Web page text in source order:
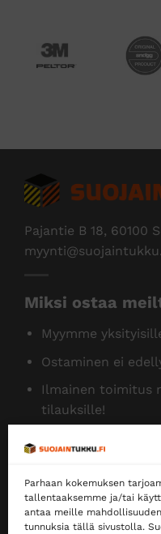
Parhaan kokemuksen
tallentaaksemme ja/tai
antaa meille
tunnuksia tällä sivustolla.
Pajantie B 18, 60100
Miksi ostaa
Myymme
Ostaminen ei
Ilmainen toimitus
tilauksille!
Tilaamme isoja
14 päivän vaihto-